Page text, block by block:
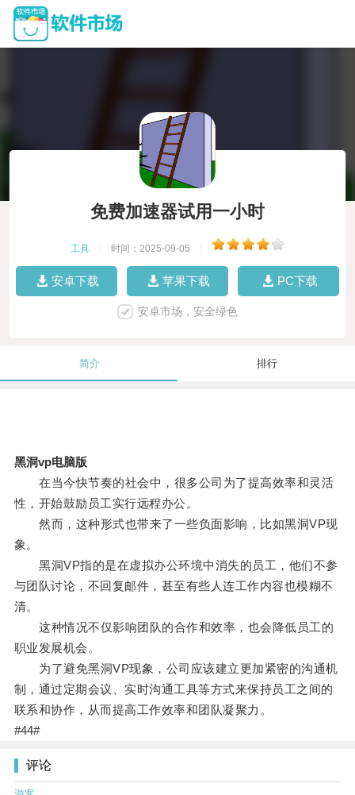
免费加速器试用一小时
工具 时间：2025-09-05
安卓下载 苹果下载 PC下载
安卓市场，安全绿色
简介 排行
黑洞vp电脑版
在当今快节奏的社会中，很多公司为了提高效率和灵活
性，开始鼓励员工实行远程办公。
然而，这种形式也带来了一些负面影响，比如黑洞VP现
象。
黑洞VP指的是在虚拟办公环境中消失的员工，他们不参
与团队讨论，不回复邮件，甚至有些人连工作内容也模糊不
清。
这种情况不仅影响团队的合作和效率，也会降低员工的
职业发展机会。
为了避免黑洞VP现象，公司应该建立更加紧密的沟通机
制，通过定期会议、实时沟通工具等方式来保持员工之间的
联系和协作，从而提高工作效率和团队凝聚力。
#44#
评论